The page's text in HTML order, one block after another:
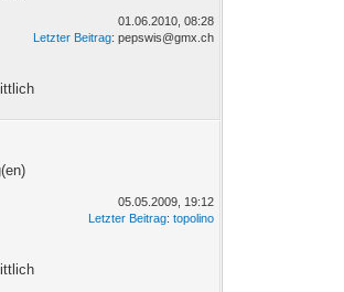
01.06.2010, 08:28
Letzter Beitrag: pepswis@gmx.ch
05.05.2009, 19:12
Letzter Beitrag:topolino